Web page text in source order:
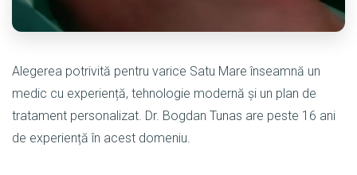
Alegerea potrivită pentru varice Satu Mare înseamnă un
medic cu experiență, tehnologie modernă și un plan de
tratament personalizat. Dr. Bogdan Tunas are peste 16 ani
de experiență în acest domeniu.